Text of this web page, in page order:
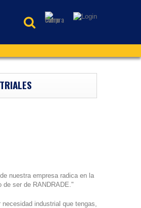
nuestra empresa radica en la
de ser de RANDRADE."
industrial que tengas,